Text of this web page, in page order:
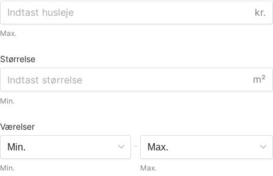
kr.
Max.
Størrelse
m²
Min.
Værelser
Min.
-
Max.